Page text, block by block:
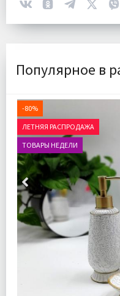
Популярное в
-80%
ЛЕТНЯЯ РАСПРОДАЖА
ТОВАРЫ НЕДЕЛИ